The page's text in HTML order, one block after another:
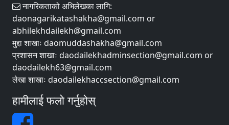
नागरिकताको अभिलेखका लागि:
daonagarikatashakha@gmail.com or
abhilekhdailekh@gmail.com
मुद्दा शाखाः daomuddashakha@gmail.com
प्रशासन शाखाः daodailekhadminsection@gmail.com or
daodailekh63@gmail.com
लेखा शाखाः daodailekhaccsection@gmail.com
हामीलाई फलो गर्नुहोस्